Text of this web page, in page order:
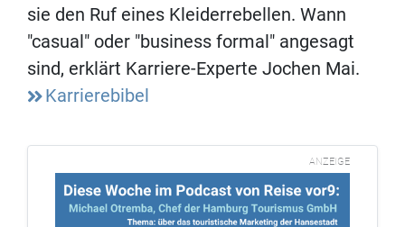
sie den Ruf eines Kleiderrebellen. Wann
"casual" oder "business formal" angesagt
sind, erklärt Karriere-Experte Jochen Mai.
Karrierebibel
ANZEIGE